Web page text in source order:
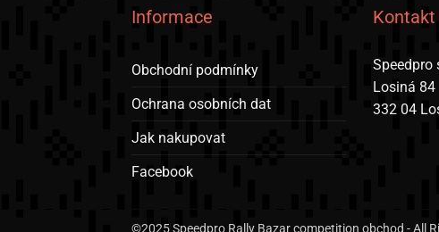
Informace
Obchodní podmínky
Ochrana osobních dat
Jak nakupovat
Facebook
Kontakt
Speedpro
Losiná 84
332 04
©2025 Speedpro Rally Bazar competition obchod - All